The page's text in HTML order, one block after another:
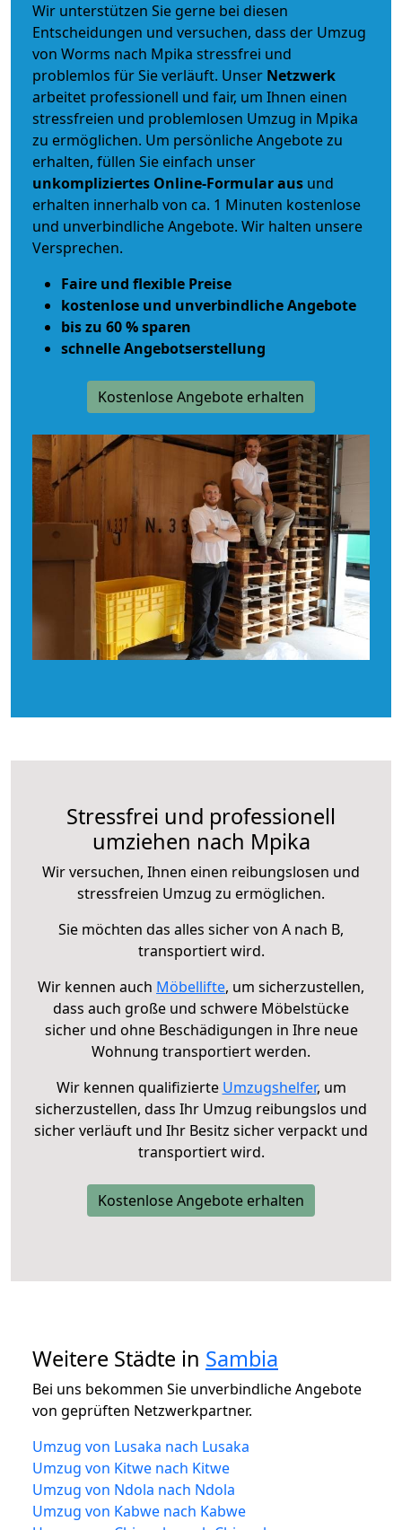
Wir unterstützen Sie gerne bei diesen
Entscheidungen und versuchen, dass der Umzug
von Worms nach Mpika stressfrei und
problemlos für Sie verläuft. Unser Netzwerk
arbeitet professionell und fair, um Ihnen einen
stressfreien und problemlosen Umzug in Mpika
zu ermöglichen. Um persönliche Angebote zu
erhalten, füllen Sie einfach unser
unkompliziertes Online-Formular aus und
erhalten innerhalb von ca. 1 Minuten kostenlose
und unverbindliche Angebote. Wir halten unsere
Versprechen.
Faire und flexible Preise
kostenlose und unverbindliche Angebote
bis zu 60 % sparen
schnelle Angebotserstellung
Kostenlose Angebote erhalten
Stressfrei und professionell
umziehen nach Mpika
Wir versuchen, Ihnen einen reibungslosen und
stressfreien Umzug zu ermöglichen.
Sie möchten das alles sicher von A nach B,
transportiert wird.
Wir kennen auch Möbellifte, um sicherzustellen,
dass auch große und schwere Möbelstücke
sicher und ohne Beschädigungen in Ihre neue
Wohnung transportiert werden.
Wir kennen qualifizierte Umzugshelfer, um
sicherzustellen, dass Ihr Umzug reibungslos und
sicher verläuft und Ihr Besitz sicher verpackt und
transportiert wird.
Kostenlose Angebote erhalten
Weitere Städte in Sambia
Bei uns bekommen Sie unverbindliche Angebote
von geprüften Netzwerkpartner.
Umzug von Lusaka nach Lusaka
Umzug von Kitwe nach Kitwe
Umzug von Ndola nach Ndola
Umzug von Kabwe nach Kabwe